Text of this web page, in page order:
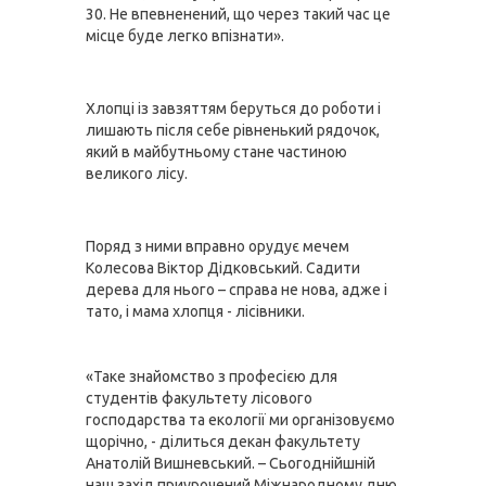
30. Не впевненений, що через такий час це
місце буде легко впізнати».
Хлопці із завзяттям беруться до роботи і
лишають після себе рівненький рядочок,
який в майбутньому стане частиною
великого лісу.
Поряд з ними вправно орудує мечем
Колесова Віктор Дідковський. Садити
дерева для нього – справа не нова, адже і
тато, і мама хлопця - лісівники.
«Таке знайомство з професією для
студентів факультету лісового
господарства та екології ми організовуємо
щорічно, - ділиться декан факультету
Анатолій Вишневський. – Сьогоднійшній